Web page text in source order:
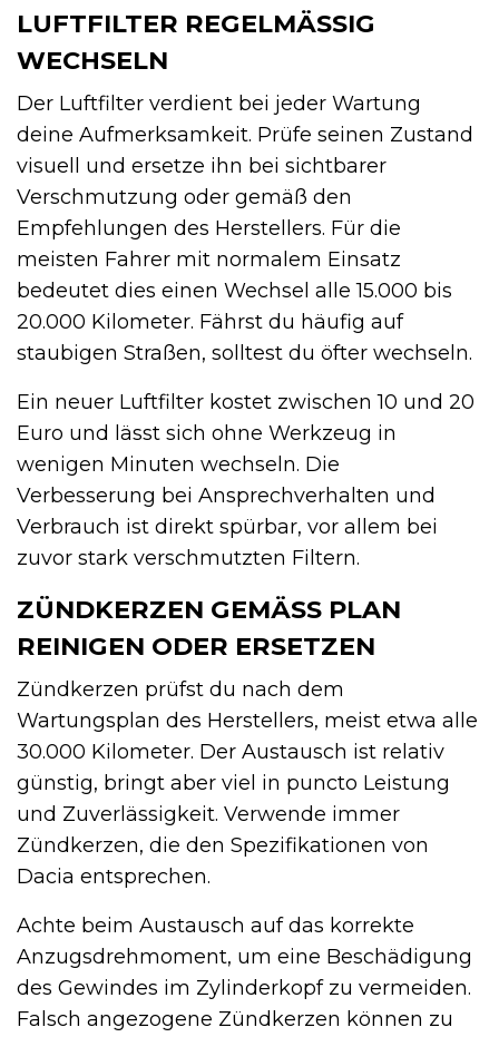
LUFTFILTER REGELMÄSSIG W
ECHSELN
Der Luftfilter verdient bei jeder Wartung
deine Aufmerksamkeit. Prüfe seinen Zustand
visuell und ersetze ihn bei sichtbarer
Verschmutzung oder gemäß den
Empfehlungen des Herstellers. Für die
meisten Fahrer mit normalem Einsatz
bedeutet dies einen Wechsel alle 15.000 bis
20.000 Kilometer. Fährst du häufig auf
staubigen Straßen, solltest du öfter wechseln.
Ein neuer Luftfilter kostet zwischen 10 und 20
Euro und lässt sich ohne Werkzeug in
wenigen Minuten wechseln. Die
Verbesserung bei Ansprechverhalten und
Verbrauch ist direkt spürbar, vor allem bei
zuvor stark verschmutzten Filtern.
ZÜNDKERZEN GEMÄSS PLAN R
EINIGEN ODER ERSETZEN
Zündkerzen prüfst du nach dem
Wartungsplan des Herstellers, meist etwa alle
30.000 Kilometer. Der Austausch ist relativ
günstig, bringt aber viel in puncto Leistung
und Zuverlässigkeit. Verwende immer
Zündkerzen, die den Spezifikationen von
Dacia entsprechen.
Achte beim Austausch auf das korrekte
Anzugsdrehmoment, um eine Beschädigung
des Gewindes im Zylinderkopf zu vermeiden.
Falsch angezogene Zündkerzen können zu